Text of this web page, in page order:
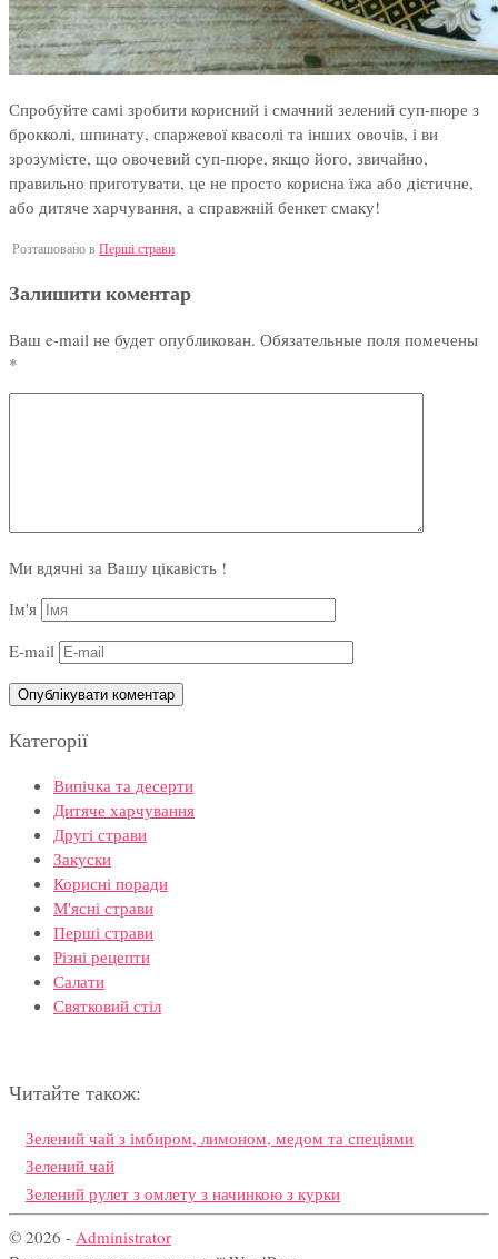
Спробуйте самі зробити корисний і смачний зелений суп-пюре з
брокколі, шпинату, спаржевої квасолі та інших овочів, і ви
зрозумієте, що овочевий суп-пюре, якщо його, звичайно,
правильно приготувати, це не просто корисна їжа або дієтичне,
або дитяче харчування, а справжній бенкет смаку!
Розташовано в Перші страви
Залишити коментар
Ваш e-mail не будет опубликован. Обязательные поля помечены
*
Ми вдячні за Вашу цікавість !
Ім'я
E-mail
Категорії
Випічка та десерти
Дитяче харчування
Другі страви
Закуски
Корисні поради
М'ясні страви
Перші страви
Різні рецепти
Салати
Святковий стіл
Читайте також:
Зелений чай з імбиром, лимоном, медом та спеціями
Зелений чай
Зелений рулет з омлету з начинкою з курки
© 2026 - Administrator